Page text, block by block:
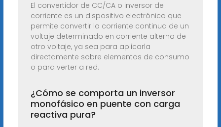
El convertidor de CC/CA o inversor de
corriente es un dispositivo electrónico que
permite convertir la corriente continua de un
voltaje determinado en corriente alterna de
otro voltaje, ya sea para aplicarla
directamente sobre elementos de consumo
o para verter a red.
¿Cómo se comporta un inversor
monofásico en puente con carga
reactiva pura?